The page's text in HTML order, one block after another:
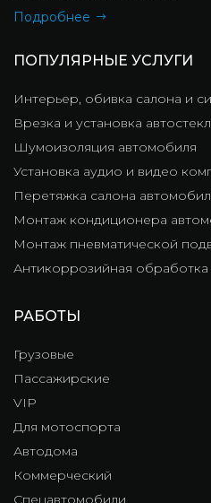
Подробнее
ПОПУЛЯРНЫЕ УСЛУГИ
Интерьер, обивка салона и
Врезка и установка
Шумоизоляция автомобиля
Установка аудио и видео
Перетяжка салона
Монтаж кондиционера
Монтаж пневматической
Антикоррозийная
РАБОТЫ
Грузовые
Пассажирские
VIP
Для мотоспорта
Автодома
Коммерческий
Спецавтомобили